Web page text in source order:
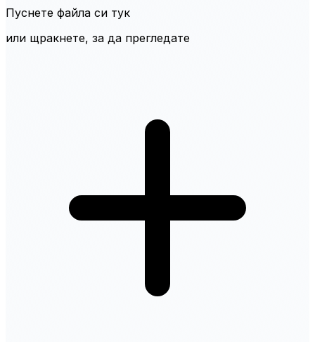
Пуснете файла си тук
или щракнете, за да прегледате